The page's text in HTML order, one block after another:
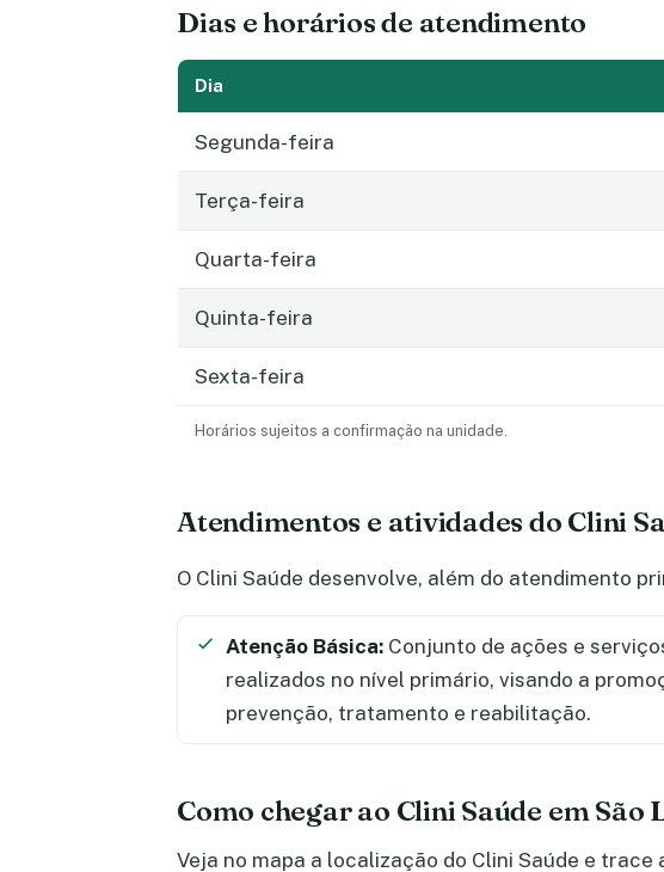
Dias e horários de atendimento
Dia
Segunda-feira
Terça-feira
Quarta-feira
Quinta-feira
Sexta-feira
Horários sujeitos a confirmação na unidade.
Atendimentos e atividades do Clini
O Clini Saúde desenvolve, além do atendimento
Atenção Básica: Conjunto de ações e
realizados no nível primário, visando a
prevenção, tratamento e reabilitação.
Como chegar ao Clini Saúde em São
Veja no mapa a localização do Clini Saúde e